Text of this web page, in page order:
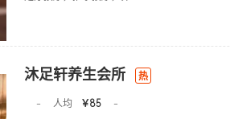
沐足轩养生会所 热
- 人均 ￥85
-